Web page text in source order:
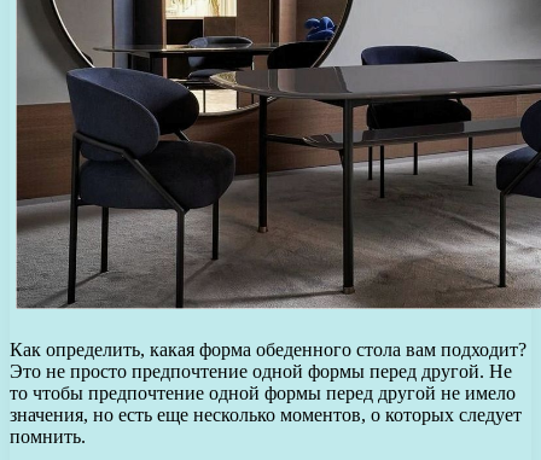
Как определить, какая форма обеденного стола вам подходит?
Это не просто предпочтение одной формы перед другой. Не
то чтобы предпочтение одной формы перед другой не имело
значения, но есть еще несколько моментов, о которых следует
помнить.